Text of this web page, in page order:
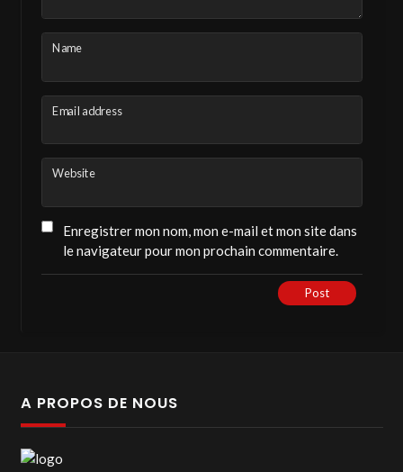
Name
Email address
Website
Enregistrer mon nom, mon e-mail et mon site dans
le navigateur pour mon prochain commentaire.
Post
A PROPOS DE NOUS